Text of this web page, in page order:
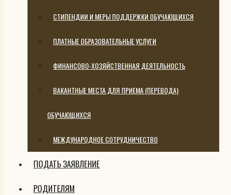
СТИПЕНДИИ И МЕРЫ ПОДДЕРЖКИ ОБУЧАЮЩИХСЯ
ПЛАТНЫЕ ОБРАЗОВАТЕЛЬНЫЕ УСЛУГИ
ФИНАНСОВО-ХОЗЯЙСТВЕННАЯ ДЕЯТЕЛЬНОСТЬ
ВАКАНТНЫЕ МЕСТА ДЛЯ ПРИЕМА (ПЕРЕВОДА)
ОБУЧАЮЩИХСЯ
МЕЖДУНАРОДНОЕ СОТРУДНИЧЕСТВО
ПОДАТЬ ЗАЯВЛЕНИЕ
РОДИТЕЛЯМ